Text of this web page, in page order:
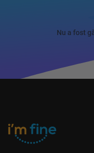
Nu a fost